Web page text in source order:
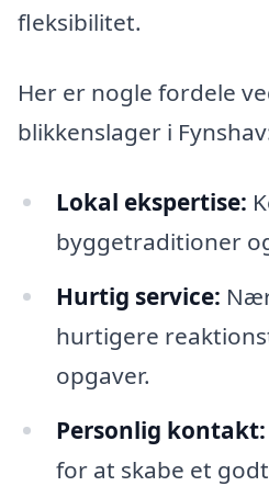
fleksibilitet.
Her er nogle fordele
blikkenslager i
Lokal ekspertise:
byggetraditioner
Hurtig service:
hurtigere
opgaver.
Personlig kontakt:
for at skabe et